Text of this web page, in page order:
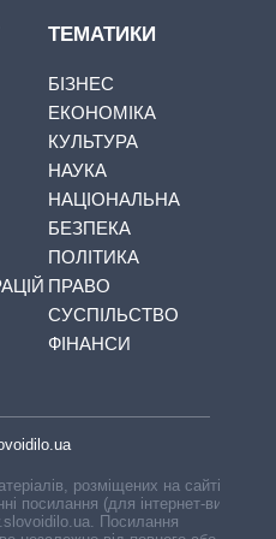
ТЕМАТИКИ
БІЗНЕС
ЕКОНОМІКА
КУЛЬТУРА
НАУКА
НАЦІОНАЛЬНА
БЕЗПЕКА
ПОЛІТИКА
ПРАВО
СУСПІЛЬСТВО
ФІНАНСИ
розміщених на сайті,
посилання (для інтернет-видань
Посилання